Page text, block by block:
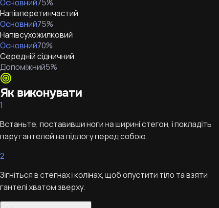
Основний75%
Напівперетинчастий
Основний75%
Напівсухожилковий
Основний70%
Середній сідничний
Допоміжний5%
Як виконувати
1
Встаньте, поставивши ноги на ширині стегон, і покладіть
пару гантелей на підлогу перед собою.
2
Зігніться в стегнах і колінах, щоб опустити тіло та взяти
гантелі хватом зверху.